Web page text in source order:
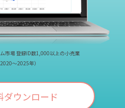
市場 登録ID数1,000以上の小売業
～2025年）
ダウンロード